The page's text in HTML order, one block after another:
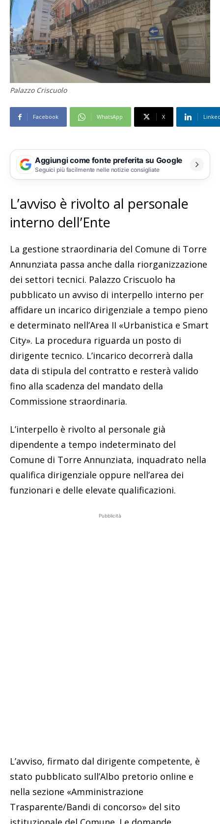
Palazzo Criscuolo
Facebook WhatsApp X
Aggiungi come fonte preferita su Google
Seguici più facilmente nelle notizie consigliate
L’avviso è rivolto al personale
interno dell’Ente
La gestione straordinaria del Comune di Torre
Annunziata passa anche dalla riorganizzazione
dei settori tecnici. Palazzo Criscuolo ha
pubblicato un avviso di interpello interno per
affidare un incarico dirigenziale a tempo pieno
e determinato nell’Area II «Urbanistica e Smart
City». La procedura riguarda un posto di
dirigente tecnico. L’incarico decorrerà dalla
data di stipula del contratto e resterà valido
fino alla scadenza del mandato della
Commissione straordinaria.
L’interpello è rivolto al personale già
dipendente a tempo indeterminato del
Comune di Torre Annunziata, inquadrato nella
qualifica dirigenziale oppure nell’area dei
funzionari e delle elevate qualificazioni.
Pubblicità
L’avviso, firmato dal dirigente competente, è
stato pubblicato sull’Albo pretorio online e
nella sezione «Amministrazione
Trasparente/Bandi di concorso» del sito